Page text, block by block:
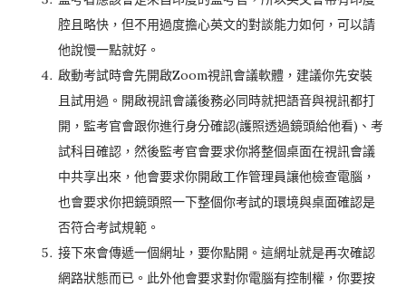
腔且略快，但不用過度擔心英文的對談能力如何，可以請
他說慢一點就好。
啟動考試時會先開啟Zoom視訊會議軟體，建議你先安裝
且試用過。開啟視訊會議後務必同時就把語音與視訊都打
開，監考官會跟你進行身分確認(護照透過鏡頭給他看)、考
試科目確認，然後監考官會要求你將整個桌面在視訊會議
中共享出來，他會要求你開啟工作管理員讓他檢查電腦，
也會要求你把鏡頭照一下整個你考試的環境與桌面確認是
否符合考試規範。
接下來會傳遞一個網址，要你點開。這網址就是再次確認
網路狀態而已。此外他會要求對你電腦有控制權，你要按